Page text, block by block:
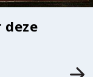
deze